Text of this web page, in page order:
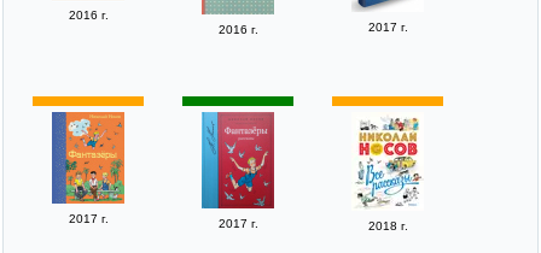
2016 г.
2016 г.
2017 г.
2017 г. 2017 г. 2018 г.